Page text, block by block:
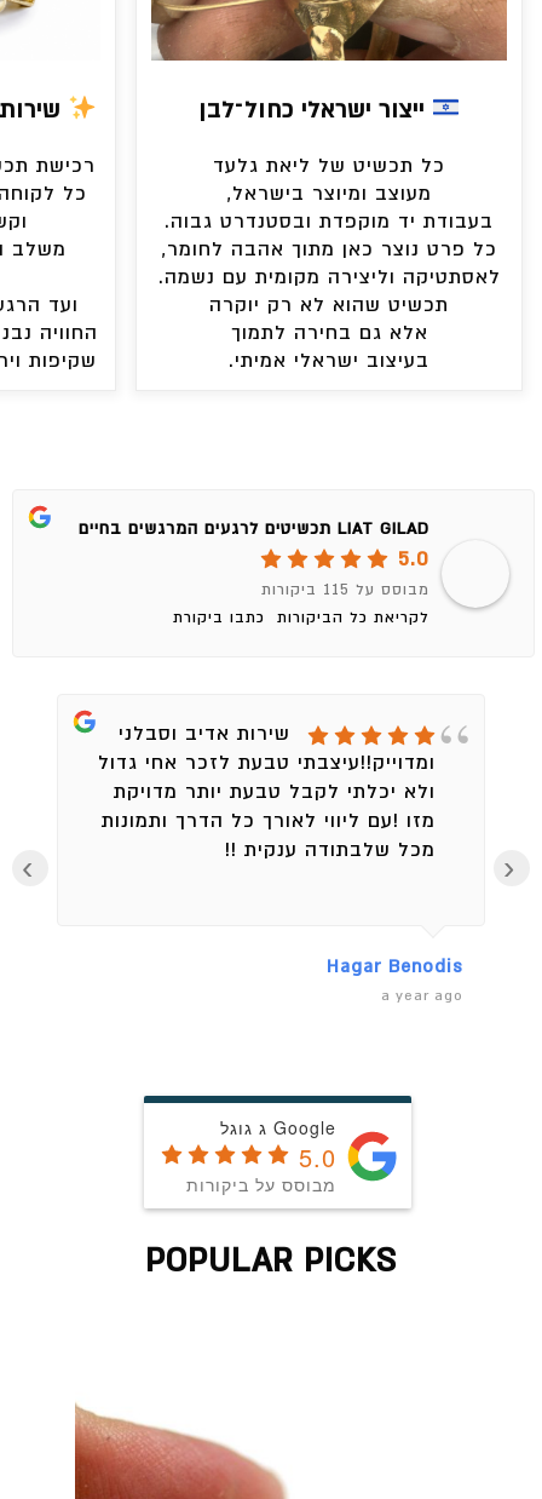
ייצור ישראלי כחול־לבן
כל תכשיט של ליאת גלעד
מעוצב ומיוצר בישראל,
בעבודת יד מוקפדת ובסטנדרט גבוה.
כל פרט נוצר כאן מתוך אהבה לחומר,
לאסתטיקה וליצירה מקומית עם נשמה.
תכשיט שהוא לא רק יוקרה
אלא גם בחירה לתמוך
בעיצוב ישראלי אמיתי.
רכישת
כל
משלב
ועד
החוויה
שקיפות
LIAT GILAD תכשיטים לרגעים המרגשים בחיים
5.0
מבוסס על 115 ביקורות
לקריאת כל הביקורות
כתבו ביקורת
שירות אדיב וסבלני
ומדוייק!!עיצבתי טבעת לזכר אחי גדול
ולא יכלתי לקבל טבעת יותר מדויקת
מזו !עם ליווי לאורך כל הדרך ותמונות
מכל שלבתודה ענקית !!
Hagar Benodis
a year ago
‹
›
Google ג גוגל
5.0
מבוסס על ביקורות
POPULAR PICKS